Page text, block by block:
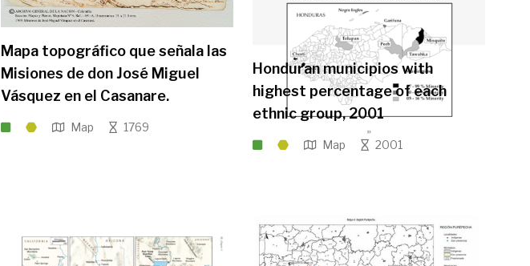
Mapa topográfico que señala las
Misiones de don José Miguel
Vásquez en el Casanare.
Map 1769
Honduran municipios with
highest percentage of each
ethnic group, 2001
Map 2001